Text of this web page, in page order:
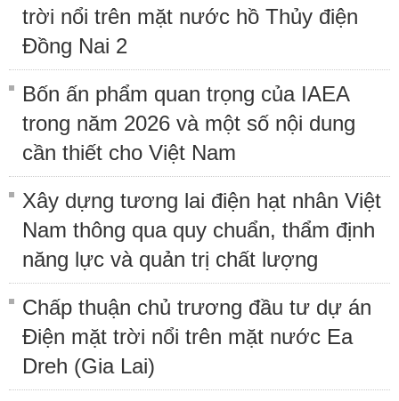
trời nổi trên mặt nước hồ Thủy điện
Đồng Nai 2
Bốn ấn phẩm quan trọng của IAEA
trong năm 2026 và một số nội dung
cần thiết cho Việt Nam
Xây dựng tương lai điện hạt nhân Việt
Nam thông qua quy chuẩn, thẩm định
năng lực và quản trị chất lượng
Chấp thuận chủ trương đầu tư dự án
Điện mặt trời nổi trên mặt nước Ea
Dreh (Gia Lai)